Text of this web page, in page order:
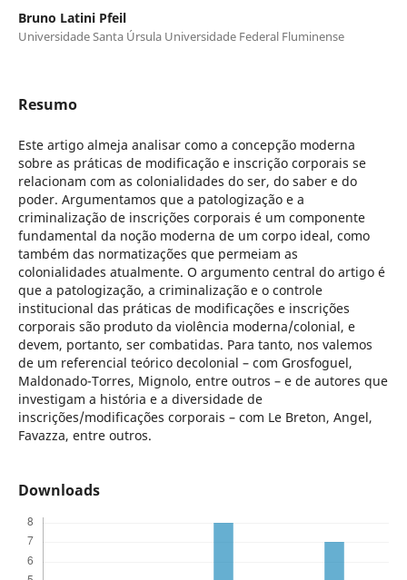
Bruno Latini Pfeil
Universidade Santa Úrsula Universidade Federal Fluminense
Resumo
Este artigo almeja analisar como a concepção moderna
sobre as práticas de modificação e inscrição corporais se
relacionam com as colonialidades do ser, do saber e do
poder. Argumentamos que a patologização e a
criminalização de inscrições corporais é um componente
fundamental da noção moderna de um corpo ideal, como
também das normatizações que permeiam as
colonialidades atualmente. O argumento central do artigo é
que a patologização, a criminalização e o controle
institucional das práticas de modificações e inscrições
corporais são produto da violência moderna/colonial, e
devem, portanto, ser combatidas. Para tanto, nos valemos
de um referencial teórico decolonial – com Grosfoguel,
Maldonado-Torres, Mignolo, entre outros – e de autores que
investigam a história e a diversidade de
inscrições/modificações corporais – com Le Breton, Angel,
Favazza, entre outros.
Downloads